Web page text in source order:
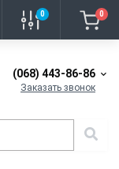
0 0
(068) 443-86-86
Заказать звонок